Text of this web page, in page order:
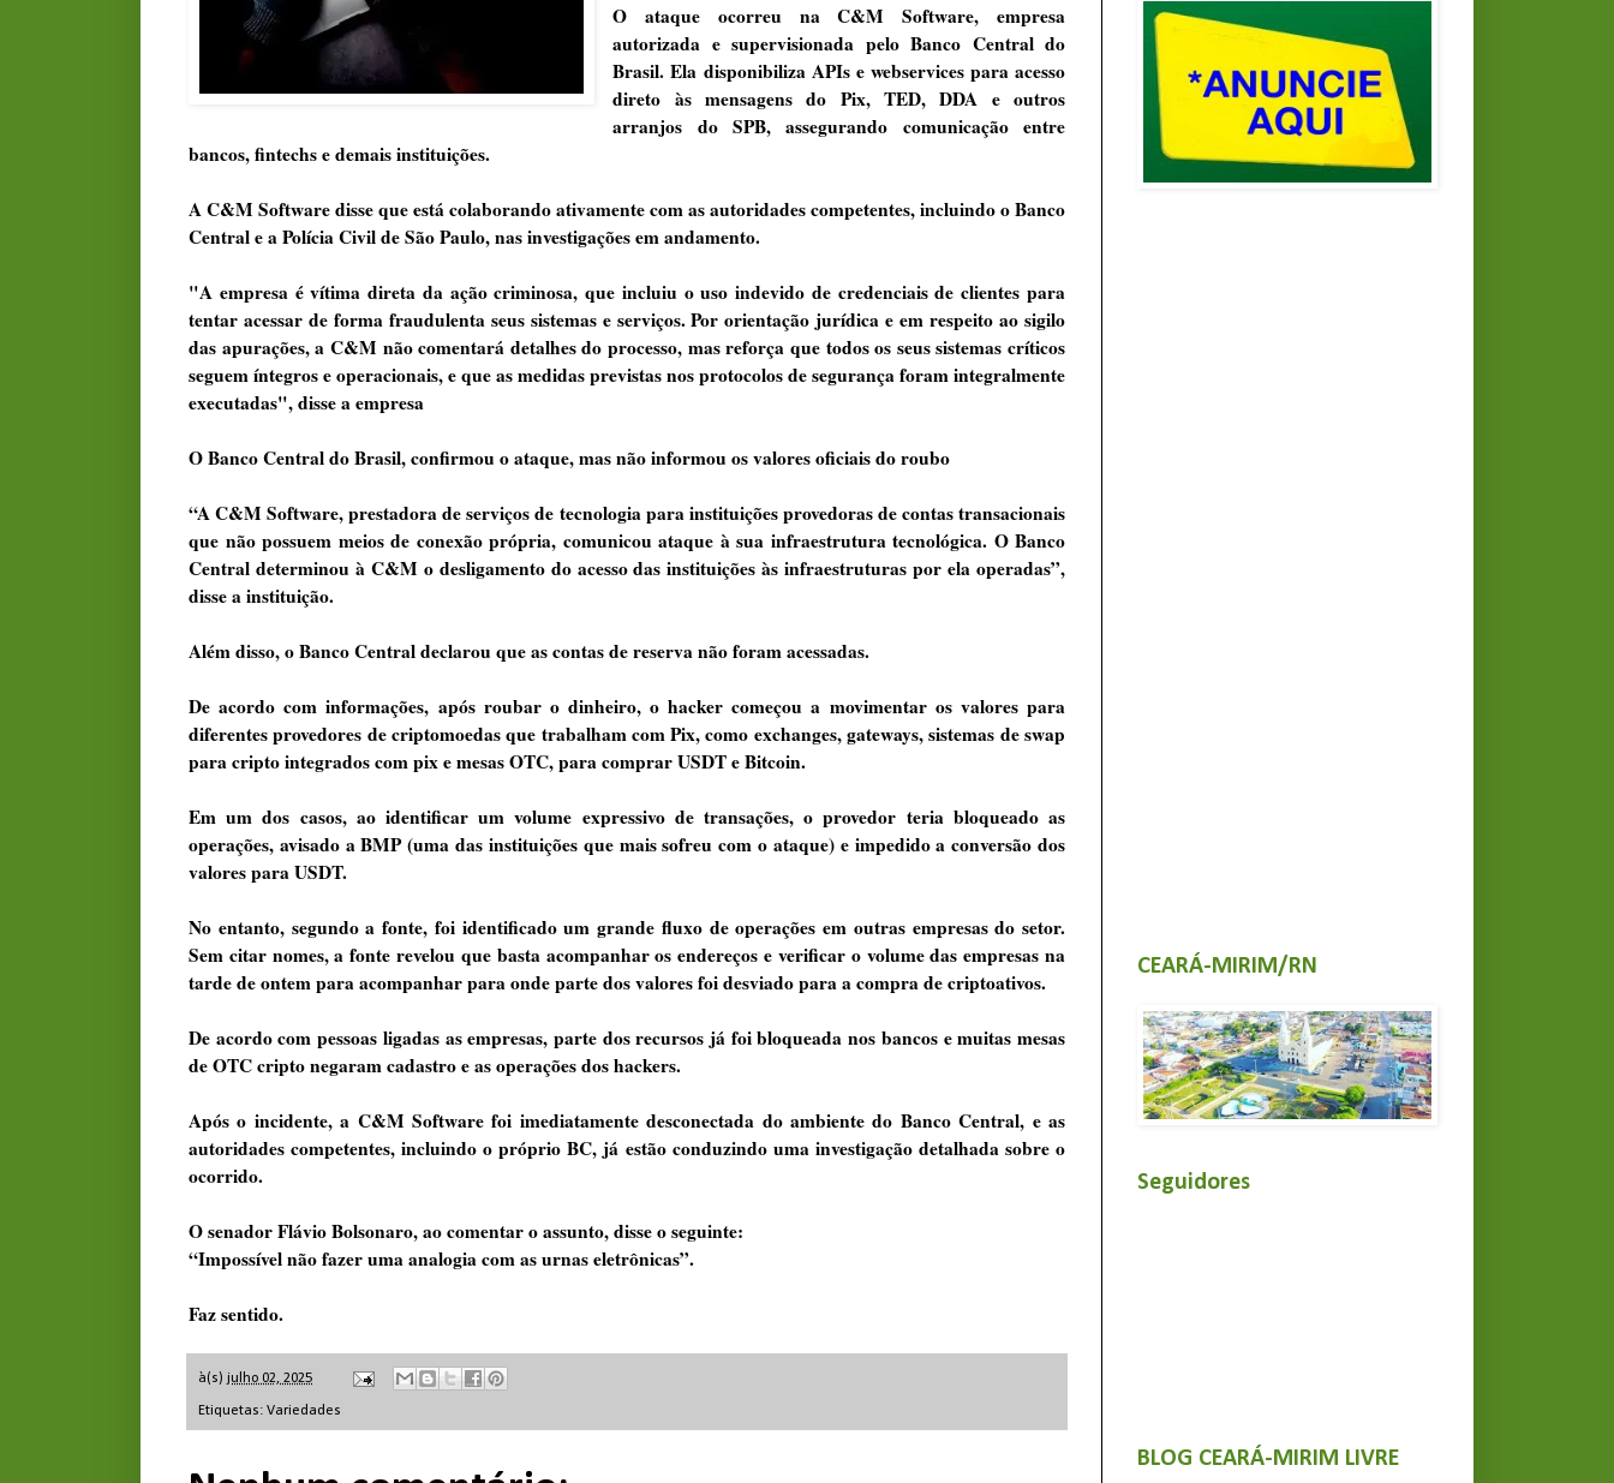
O ataque ocorreu na C&M Software, empresa
autorizada e supervisionada pelo Banco Central do
Brasil. Ela disponibiliza APIs e webservices para acesso
direto às mensagens do Pix, TED, DDA e outros
arranjos do SPB, assegurando comunicação entre
bancos, fintechs e demais instituições.
A C&M Software disse que está colaborando ativamente com as autoridades competentes, incluindo o Banco
Central e a Polícia Civil de São Paulo, nas investigações em andamento.
"A empresa é vítima direta da ação criminosa, que incluiu o uso indevido de credenciais de clientes para
tentar acessar de forma fraudulenta seus sistemas e serviços. Por orientação jurídica e em respeito ao sigilo
das apurações, a C&M não comentará detalhes do processo, mas reforça que todos os seus sistemas críticos
seguem íntegros e operacionais, e que as medidas previstas nos protocolos de segurança foram integralmente
executadas", disse a empresa
O Banco Central do Brasil, confirmou o ataque, mas não informou os valores oficiais do roubo
“A C&M Software, prestadora de serviços de tecnologia para instituições provedoras de contas transacionais
que não possuem meios de conexão própria, comunicou ataque à sua infraestrutura tecnológica. O Banco
Central determinou à C&M o desligamento do acesso das instituições às infraestruturas por ela operadas”,
disse a instituição.
Além disso, o Banco Central declarou que as contas de reserva não foram acessadas.
De acordo com informações, após roubar o dinheiro, o hacker começou a movimentar os valores para
diferentes provedores de criptomoedas que trabalham com Pix, como exchanges, gateways, sistemas de swap
para cripto integrados com pix e mesas OTC, para comprar USDT e Bitcoin.
Em um dos casos, ao identificar um volume expressivo de transações, o provedor teria bloqueado as
operações, avisado a BMP (uma das instituições que mais sofreu com o ataque) e impedido a conversão dos
valores para USDT.
No entanto, segundo a fonte, foi identificado um grande fluxo de operações em outras empresas do setor.
Sem citar nomes, a fonte revelou que basta acompanhar os endereços e verificar o volume das empresas na
tarde de ontem para acompanhar para onde parte dos valores foi desviado para a compra de criptoativos.
De acordo com pessoas ligadas as empresas, parte dos recursos já foi bloqueada nos bancos e muitas mesas
de OTC cripto negaram cadastro e as operações dos hackers.
Após o incidente, a C&M Software foi imediatamente desconectada do ambiente do Banco Central, e as
autoridades competentes, incluindo o próprio BC, já estão conduzindo uma investigação detalhada sobre o
ocorrido.
O senador Flávio Bolsonaro, ao comentar o assunto, disse o seguinte:
“Impossível não fazer uma analogia com as urnas eletrônicas”.
Faz sentido.
à(s) julho 02, 2025
Etiquetas: Variedades
CEARÁ-MIRIM/RN
Seguidores
BLOG CEARÁ-MIRIM LIVRE